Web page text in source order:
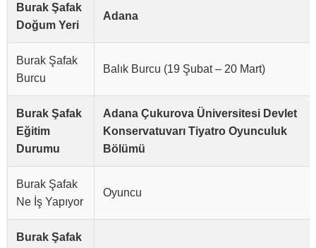
Burak Şafak
Doğum Yeri
Adana
Burak Şafak
Burcu
Balık Burcu (19 Şubat – 20 Mart)
Burak Şafak
Eğitim
Durumu
Adana Çukurova Üniversitesi Devlet
Konservatuvarı Tiyatro Oyunculuk
Bölümü
Burak Şafak
Ne İş Yapıyor
Oyuncu
Burak Şafak